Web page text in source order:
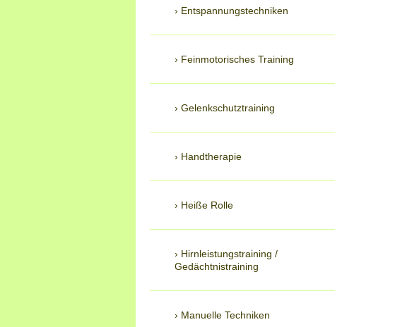
Entspannungstechniken
Feinmotorisches Training
Gelenkschutztraining
Handtherapie
Heiße Rolle
Hirnleistungstraining /
Gedächtnistraining
Manuelle Techniken